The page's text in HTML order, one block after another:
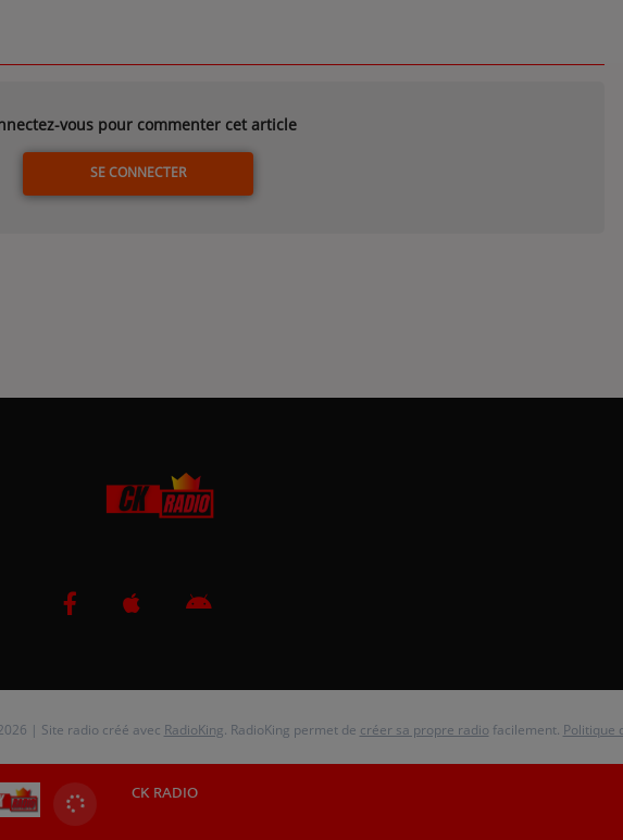
CK RADIO
vous pour commenter cet article
SE CONNECTER
| Site radio créé avec RadioKing. RadioKing permet de créer sa propre radio facilement. Politique